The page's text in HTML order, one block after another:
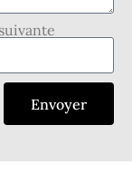
Envoyer